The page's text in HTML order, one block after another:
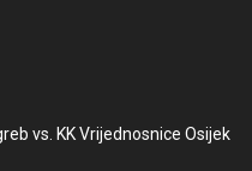
vs. KK Vrijednosnice Osijek